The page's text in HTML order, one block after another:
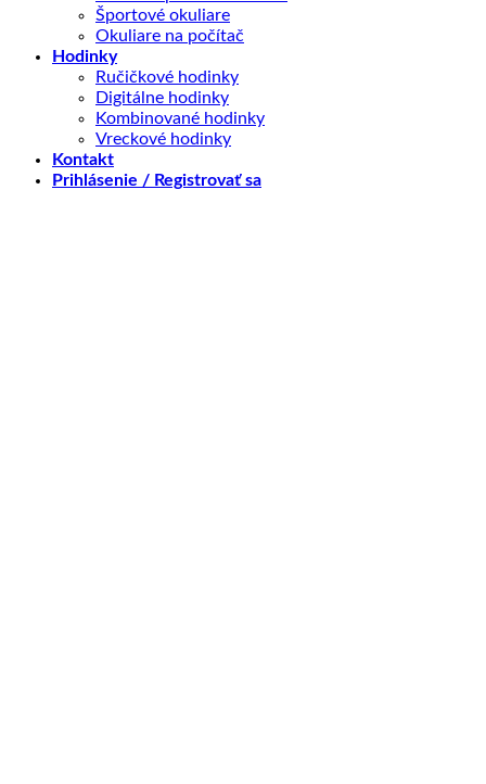
Športové okuliare
Okuliare na počítač
Hodinky
Ručičkové hodinky
Digitálne hodinky
Kombinované hodinky
Vreckové hodinky
Kontakt
Prihlásenie / Registrovať sa